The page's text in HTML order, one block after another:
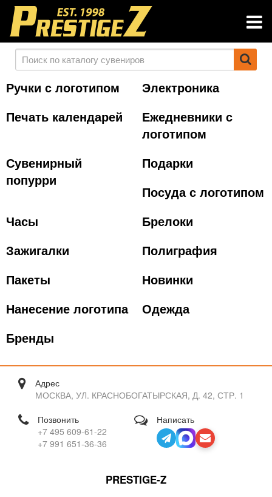
Ручки с логотипом
Электроника
Печать календарей
Ежедневники с
логотипом
Сувенирный
попурри
Подарки
Посуда с логотипом
Часы
Брелоки
Зажигалки
Полиграфия
Пакеты
Новинки
Нанесение логотипа
Одежда
Бренды
Адрес
МОСКВА, УЛ. КРАСНОБОГАТЫРСКАЯ, Д. 42, СТР. 1
Позвонить
+7 495 609-61-22
+7 991 651-36-36
Написать
PRESTIGE-Z